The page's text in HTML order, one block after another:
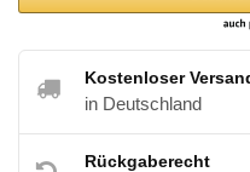
Kostenloser
in Deutschland
Rückgaberecht